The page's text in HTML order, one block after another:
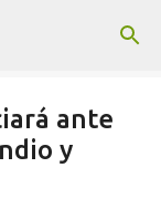
ante
y